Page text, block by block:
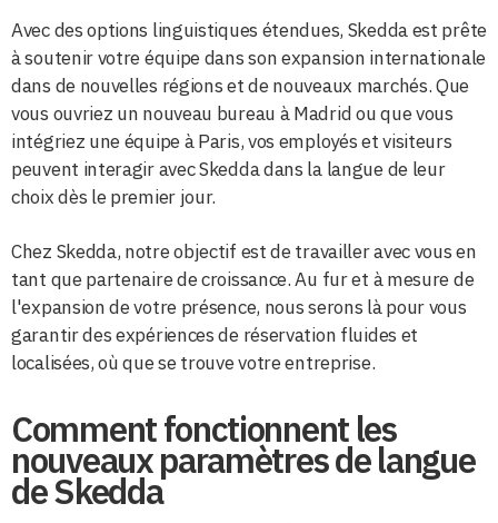
Avec des options linguistiques étendues, Skedda est prête
à soutenir votre équipe dans son expansion internationale
dans de nouvelles régions et de nouveaux marchés. Que
vous ouvriez un nouveau bureau à Madrid ou que vous
intégriez une équipe à Paris, vos employés et visiteurs
peuvent interagir avec Skedda dans la langue de leur
choix dès le premier jour.
Chez Skedda, notre objectif est de travailler avec vous en
tant que partenaire de croissance. Au fur et à mesure de
l'expansion de votre présence, nous serons là pour vous
garantir des expériences de réservation fluides et
localisées, où que se trouve votre entreprise.
Comment fonctionnent les
nouveaux paramètres de langue
de Skedda